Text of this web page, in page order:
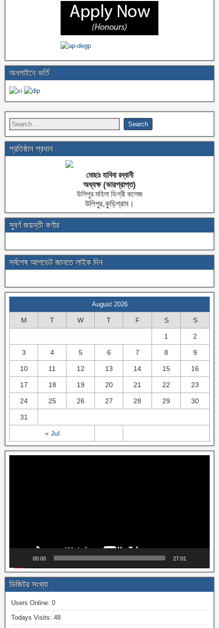
অনলাইনে ভর্তি
প্রতিষ্ঠান প্রধান
মোছাঃ হাবিবা রব্বানী
অধ্যক্ষ (ভারপ্রাপ্ত)
উলিপুর মহিলা ডিগ্রী কলেজ
উলিপুর,কুড়িগ্রাম।
সুবর্ণ জয়ন্তী কর্ণার
সর্বশেষ আপডেট জানতে লাইক দিন
August 2026
M T W T F S S
« Jul
1 2
3 4 5 6 7 8 9
10 11 12 13 14 15 16
17 18 19 20 21 22 23
24 25 26 27 28 29 30
31
00:00 27:01
ভিজিটর সংখ্যা
Users Online: 0
Todays Visits: 48